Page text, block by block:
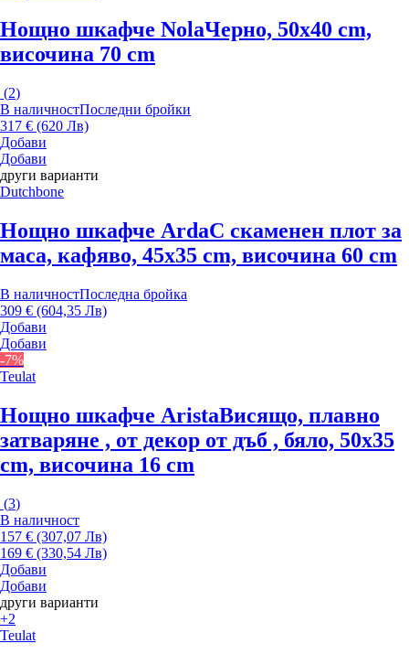
Нощно шкафче NolaЧерно, 50x40 cm,
височина 70 cm
(2)
В наличностПоследни бройки
317 € (620 Лв)
Добави
Добави
други варианти
Dutchbone
Нощно шкафче ArdaС скаменен плот за
маса, кафяво, 45x35 cm, височина 60 cm
В наличностПоследна бройка
309 € (604,35 Лв)
Добави
Добави
-7%
Teulat
Нощно шкафче AristaВисящо, плавно
затваряне , от декор от дъб , бяло, 50x35
cm, височина 16 cm
(3)
В наличност
157 € (307,07 Лв)
169 € (330,54 Лв)
Добави
Добави
други варианти
+2
Teulat